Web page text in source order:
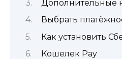
Дополнительные
Выбрать
Как установить
Кошелек Pay